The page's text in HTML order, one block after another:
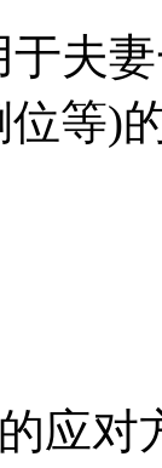
夫妻
等)
对